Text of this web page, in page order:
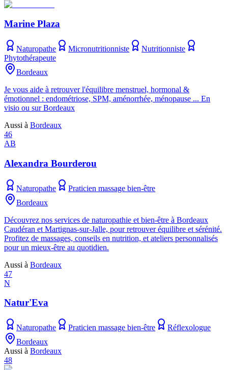
Marine Plaza
Naturopathe Micronutritionniste
Nutritionniste
Phytothérapeute
Bordeaux
Je vous aide à retrouver l'équilibre menstruel, hormonal &
émotionnel : endométriose, SPM, aménorrhée, ménopause ... En
visio ou sur Bordeaux
Aussi à Bordeaux
46
AB
Alexandra Bourderou
Naturopathe
Praticien massage bien-être
Bordeaux
Découvrez nos services de naturopathie et bien-être à Bordeaux
Caudéran et Martignas-sur-Jalle, pour retrouver équilibre et sérénité.
Profitez de massages, conseils en nutrition, et ateliers personnalisés
pour un mieux-être au quotidien.
Aussi à Bordeaux
47
N
Natur'Eva
Naturopathe Praticien massage bien-être
Réflexologue
Bordeaux
Aussi à Bordeaux
48